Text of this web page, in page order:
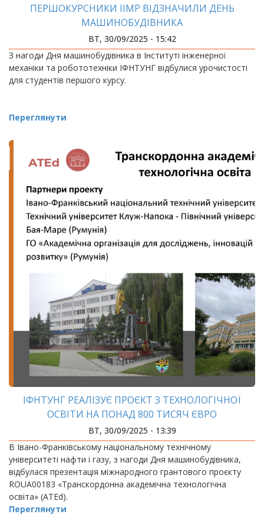
ПЕРШОКУРСНИКИ ІІМР ВІДЗНАЧИЛИ ДЕНЬ
МАШИНОБУДІВНИКА
ВТ, 30/09/2025 - 15:42
З нагоди Дня машинобудівника в Інституті інженерної
механіки та робототехніки ІФНТУНГ відбулися урочистості
для студентів першого курсу.
Переглянути
ІФНТУНГ РЕАЛІЗУЄ ПРОЄКТ З ТЕХНОЛОГІЧНОЇ
ОСВІТИ НА ПОНАД 800 ТИСЯЧ ЄВРО
ВТ, 30/09/2025 - 13:39
В Івано-Франківському національному технічному
університеті нафти і газу, з нагоди Дня машинобудівника,
відбулася презентація міжнародного грантового проєкту
ROUA00183 «Транскордонна академічна технологічна
освіта» (ATEd).
Переглянути